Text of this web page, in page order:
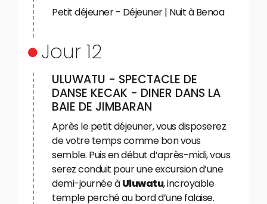
Petit déjeuner - Déjeuner | Nuit à Benoa
Jour 12
ULUWATU - SPECTACLE DE
DANSE KECAK - DINER DANS LA
BAIE DE JIMBARAN
Après le petit déjeuner, vous disposerez
de votre temps comme bon vous
semble. Puis en début d’après-midi, vous
serez conduit pour une excursion d’une
demi-journée àUluwatu, incroyable
temple perché au bord d’une falaise.